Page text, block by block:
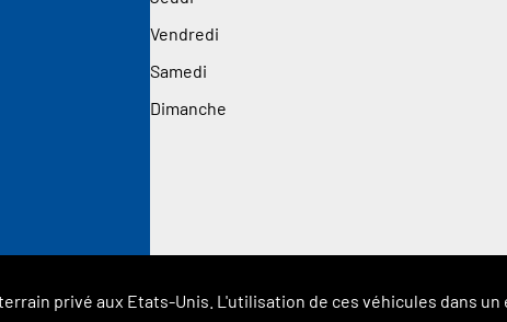
Vendredi
Samedi
Dimanche
privé aux Etats-Unis. L'utilisation de ces véhicules dans